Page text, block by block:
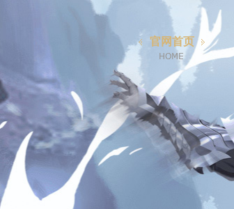
官网首页